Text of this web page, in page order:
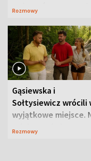
uwierzyć, co przeszła
Rozmowy
Gąsiewska i
Sołtysiewicz wrócili
wyjątkowe miejsce.
szlaku czekał
Rozmowy